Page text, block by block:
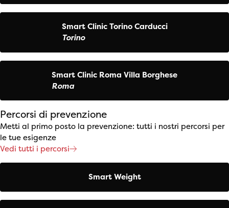
Smart Clinic Torino Carducci
Torino
Smart Clinic Roma Villa Borghese
Roma
Percorsi di prevenzione
Metti al primo posto la prevenzione: tutti i nostri percorsi per
le tue esigenze
Vedi tutti i percorsi
Smart Weight